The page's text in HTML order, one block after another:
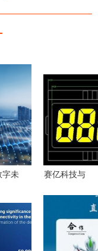
字未
科技
赛亿科技与
时代的智能
控制板开发